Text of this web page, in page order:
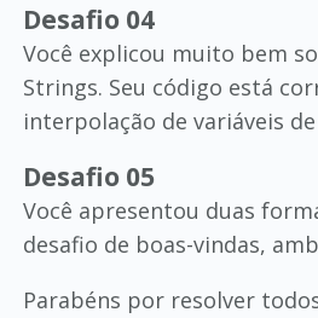
Desafio 04
Você explicou muito bem
Strings. Seu código está
interpolação de variáveis
Desafio 05
Você apresentou duas
desafio de boas-vindas,
Parabéns por resolver